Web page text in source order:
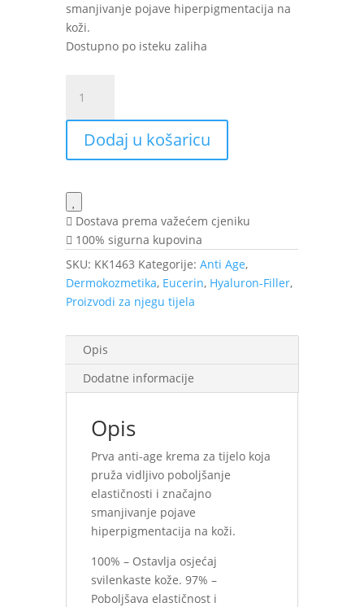
smanjivanje pojave hiperpigmentacija na
koži.
Dostupno po isteku zaliha
Hyaluron-
Filler
Elasticity
krema
tijelo
200
ml
količina
Dodaj u košaricu
Dostava prema važećem cjeniku
100% sigurna kupovina
SKU: KK1463 Kategorije: Anti Age,
Dermokozmetika, Eucerin, Hyaluron-Filler,
Proizvodi za njegu tijela
Opis
Dodatne informacije
Opis
Prva anti-age krema za tijelo koja
pruža vidljivo poboljšanje
elastičnosti i značajno
smanjivanje pojave
hiperpigmentacija na koži.
100% – Ostavlja osjećaj
svilenkaste kože. 97% –
Poboljšava elastičnost i